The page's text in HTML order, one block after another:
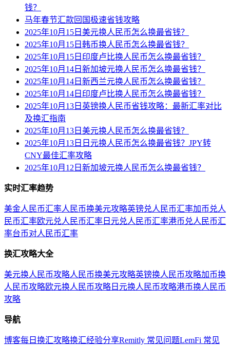
钱？
马年春节汇款回国极速省钱攻略
2025年10月15日美元换人民币怎么换最省钱？
2025年10月15日韩币换人民币怎么换最省钱？
2025年10月15日印度卢比换人民币怎么换最省钱？
2025年10月14日新加坡元换人民币怎么换最省钱？
2025年10月14日新西兰元换人民币怎么换最省钱？
2025年10月14日印度卢比换人民币怎么换最省钱？
2025年10月13日英镑换人民币省钱攻略：最新汇率对比
及换汇指南
2025年10月13日美元换人民币怎么换最省钱？
2025年10月13日日元换人民币怎么换最省钱？JPY转
CNY最佳汇率攻略
2025年10月12日新加坡元换人民币怎么换最省钱？
实时汇率趋势
美金人民币汇率人民币换美元攻略英镑兑人民币汇率加币兑人
民币汇率欧元兑人民币汇率 日元兑人民币汇率港币兑人民币汇
率台币对人民币汇率
换汇攻略大全
美元换人民币攻略人民币换美元攻略英镑换人民币攻略加币换
人民币攻略欧元换人民币攻略 日元换人民币攻略港币换人民币
攻略
导航
博客每日换汇攻略换汇经验分享Remitly 常见问题LemFi 常见